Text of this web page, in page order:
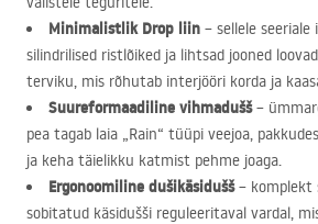
Minimalistlik Drop liin – sellele seeriale
silindrilised ristlõiked ja lihtsad jooned
terviku, mis rõhutab interjööri korda ja
Suureformaadiline vihmadušš–
pea tagab laia „Rain“ tüüpi veejoa,
ja keha täielikku katmist pehme joaga.
Ergonoomiline dušikäsidušš– komplekt
sobitatud käsidušši reguleeritaval vardal,